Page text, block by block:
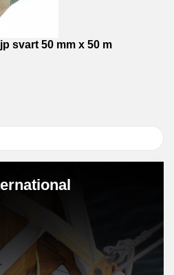
svart 50 mm x 50 m